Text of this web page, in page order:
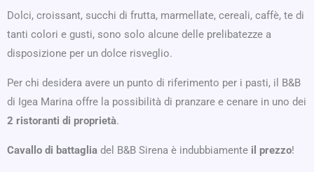
Dolci, croissant, succhi di frutta, marmellate, cereali, caffè, te di
tanti colori e gusti, sono solo alcune delle prelibatezze a
disposizione per un dolce risveglio.
Per chi desidera avere un punto di riferimento per i pasti, il B&B
di Igea Marina offre la possibilità di pranzare e cenare in uno dei
2 ristoranti di proprietà.
Cavallo di battaglia del B&B Sirena è indubbiamente il prezzo!